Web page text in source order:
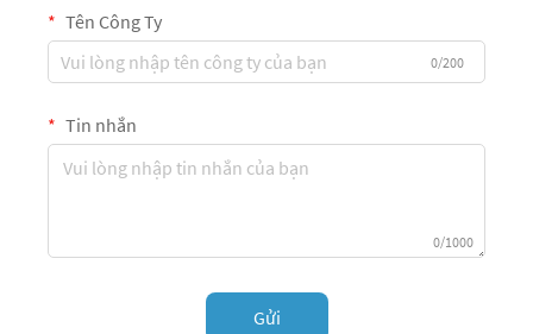
Tên Công Ty
0/200
Tin nhắn
0/1000
Gửi